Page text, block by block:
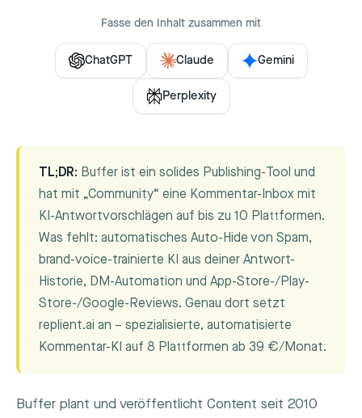
Fasse den Inhalt zusammen mit
ChatGPT Claude Gemini
Perplexity
TL;DR: Buffer ist ein solides Publishing-Tool und
hat mit „Community“ eine Kommentar-Inbox mit
KI-Antwortvorschlägen auf bis zu 10 Plattformen.
Was fehlt: automatisches Auto-Hide von Spam,
brand-voice-trainierte KI aus deiner Antwort-
Historie, DM-Automation und App-Store-/Play-
Store-/Google-Reviews. Genau dort setzt
replient.ai an – spezialisierte, automatisierte
Kommentar-KI auf 8 Plattformen ab 39 €/Monat.
Buffer plant und veröffentlicht Content seit 2010